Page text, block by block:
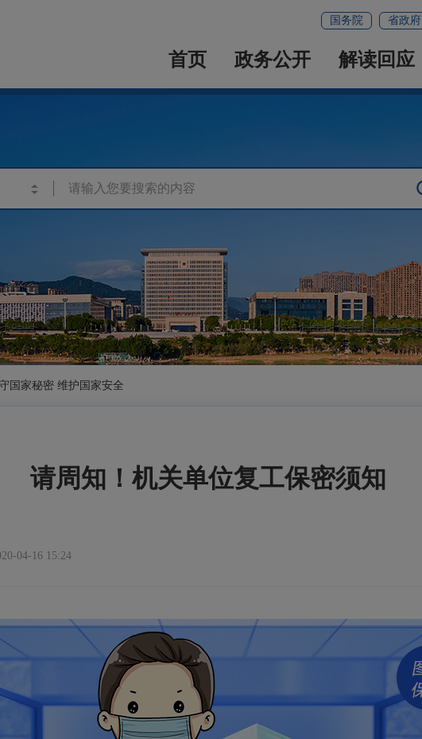
国务院 省政府
首页 政务公开 解读回应
国家秘密 维护国家安全
请周知！机关单位复工保密须知
04-16 15:24